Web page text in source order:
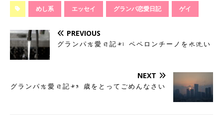
e
b
o
i
r
t
e
n
めし系 エッセイ グランパ恋愛日記 ゲイ
PREVIOUS
グランパ恋愛日記#1 ペペロンチーノを水洗い
NEXT
グランパ恋愛日記#3 歳をとってごめんなさい